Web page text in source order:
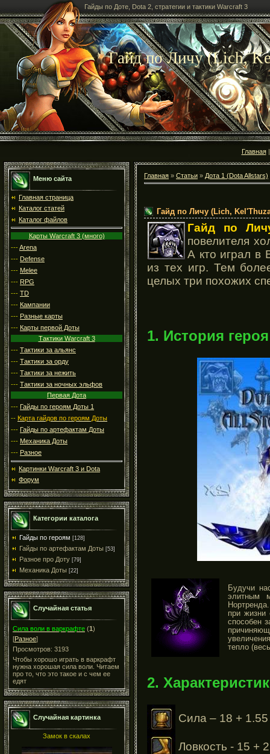
Гайды по Доте, Dota 2, стратегии и тактики Warcraft 3
Гайд по Личу (Lich,
Главная
Меню сайта
Главная страница
Каталог статей
Каталог файлов
Карты Warcraft 3 (много)
---Arena
--- Defense
--- Melee
--- RPG
--- TD
--- Кампании
--- Разные карты
--- Карты первой Доты
Тактики Warcraft 3
--- Тактики за альянс
--- Тактики за орду
--- Тактики за нежить
--- Тактики за ночных эльфов
Первая Дота
--- Гайды по героям Доты 1
-- Карта гайдов по героям Доты
--- Гайды по артефактам Доты
--- Механика Доты
--- Разное
Картинки Warcraft 3 и Dota
Форум
Категории каталога
Гайды по героям [128]
Гайды по артефактам Доты [53]
Разное про Доту [79]
Механика Доты [22]
Случайная статья
Сила воли в варкрафте (1)
[Разное]
Просмотров: 3193
Чтобы хорошо играть в варкрафт
нужна хорошая сила воли. Читаем
про то, что это такое и с чем ее
едят
Случайная картинка
Замок в скалах
Главная » Статьи » Дота 1 (Dota Allstars)
Гайд по Личу (Lich,
Гайд по
повелителя
А кто играл в
из тех игр. Тем
целых три похожих
1. История героя
Будучи
элитным
при жизни
способен
тепло
2.
Сила – 18 + 1.55
Ловкость - 15 +